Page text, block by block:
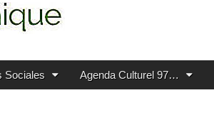
Sociales Agenda Culturel 97…